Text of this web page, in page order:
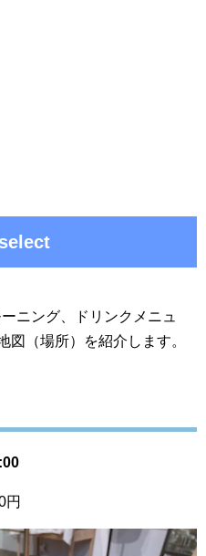
ニング、ドリンクメニュ
図（場所）を紹介します。
円